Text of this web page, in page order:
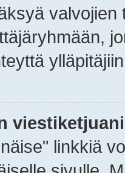
linkkiä